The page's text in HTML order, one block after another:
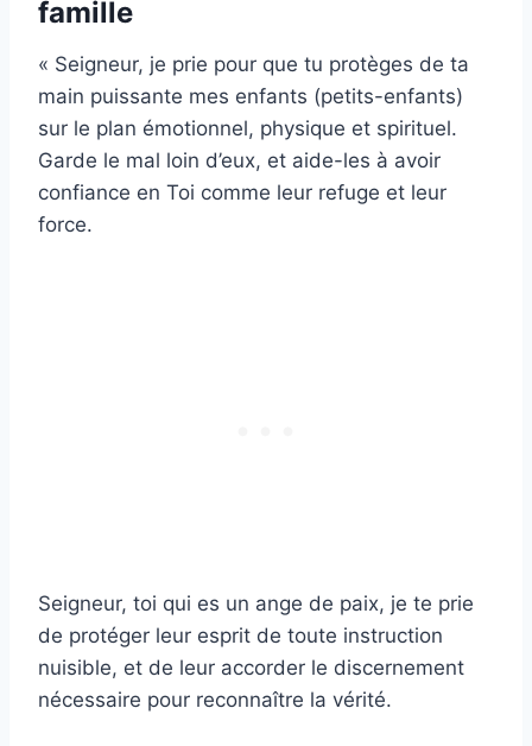
famille
« Seigneur, je prie pour que tu protèges de ta
main puissante mes enfants (petits-enfants)
sur le plan émotionnel, physique et spirituel.
Garde le mal loin d’eux, et aide-les à avoir
confiance en Toi comme leur refuge et leur
force.
Seigneur, toi qui es un ange de paix, je te prie
de protéger leur esprit de toute instruction
nuisible, et de leur accorder le discernement
nécessaire pour reconnaître la vérité.